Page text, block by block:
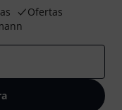
Ofertas